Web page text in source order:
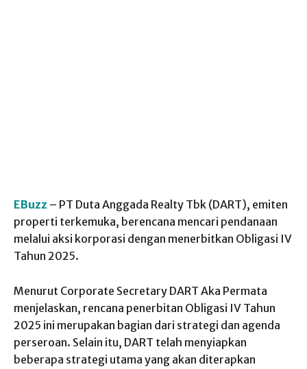
EBuzz – PT Duta Anggada Realty Tbk (DART), emiten
properti terkemuka, berencana mencari pendanaan
melalui aksi korporasi dengan menerbitkan Obligasi IV
Tahun 2025.
Menurut Corporate Secretary DART Aka Permata
menjelaskan, rencana penerbitan Obligasi IV Tahun
2025 ini merupakan bagian dari strategi dan agenda
perseroan. Selain itu, DART telah menyiapkan
beberapa strategi utama yang akan diterapkan